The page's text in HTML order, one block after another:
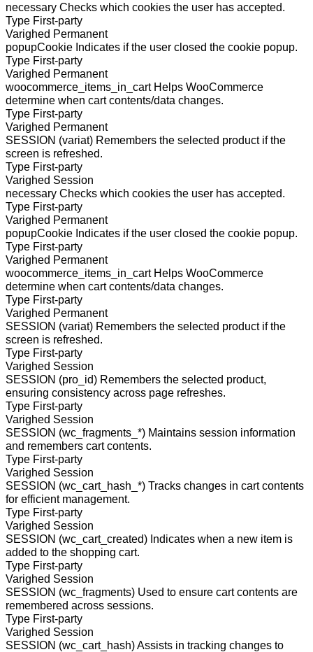
necessary Checks which cookies the user has accepted.
Type First-party
Varighed Permanent
popupCookie Indicates if the user closed the cookie popup.
Type First-party
Varighed Permanent
woocommerce_items_in_cart Helps WooCommerce
determine when cart contents/data changes.
Type First-party
Varighed Permanent
SESSION (variat) Remembers the selected product if the
screen is refreshed.
Type First-party
Varighed Session
necessary Checks which cookies the user has accepted.
Type First-party
Varighed Permanent
popupCookie Indicates if the user closed the cookie popup.
Type First-party
Varighed Permanent
woocommerce_items_in_cart Helps WooCommerce
determine when cart contents/data changes.
Type First-party
Varighed Permanent
SESSION (variat) Remembers the selected product if the
screen is refreshed.
Type First-party
Varighed Session
SESSION (pro_id) Remembers the selected product,
ensuring consistency across page refreshes.
Type First-party
Varighed Session
SESSION (wc_fragments_*) Maintains session information
and remembers cart contents.
Type First-party
Varighed Session
SESSION (wc_cart_hash_*) Tracks changes in cart contents
for efficient management.
Type First-party
Varighed Session
SESSION (wc_cart_created) Indicates when a new item is
added to the shopping cart.
Type First-party
Varighed Session
SESSION (wc_fragments) Used to ensure cart contents are
remembered across sessions.
Type First-party
Varighed Session
SESSION (wc_cart_hash)Assists in tracking changes to